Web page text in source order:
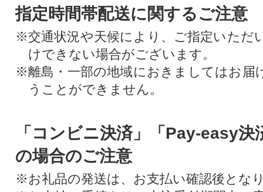
指定時間帯配送に関するご注意
※交通状況や天候により、ご指定いただ
けできない場合がございます。
※離島・一部の地域におきましてはお届
うことができません。
「コンビニ決済」「Pay-easy決
の場合のご注意
※お礼品の発送は、お支払い確認後とな